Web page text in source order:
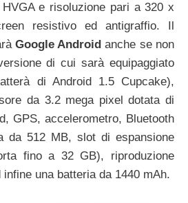
e risoluzione pari a 320 x
resistivo ed antigraffio. Il
Google Android anche se non
di cui sarà equipaggiato
di Android 1.5 Cupcake),
da 3.2 mega pixel dotata di
GPS, accelerometro, Bluetooth
da 512 MB, slot di espansione
fino a 32 GB), riproduzione
infine una batteria da 1440 mAh.